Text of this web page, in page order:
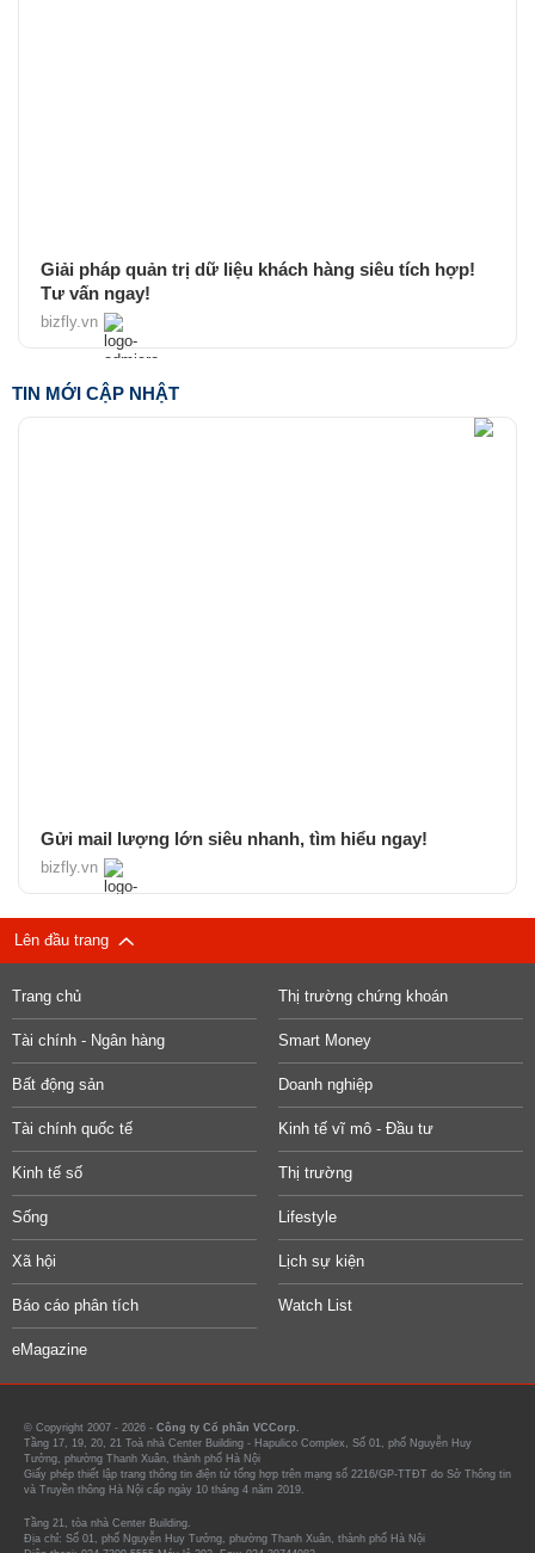
Giải pháp quản trị dữ liệu khách hàng siêu tích hợp!
Tư vấn ngay!
bizfly.vn
TIN MỚI CẬP NHẬT
Gửi mail lượng lớn siêu nhanh, tìm hiểu ngay!
bizfly.vn
Lên đầu trang
Trang chủ Thị trường chứng khoán
Tài chính - Ngân hàng Smart Money
Bất động sản Doanh nghiệp
Tài chính quốc tế Kinh tế vĩ mô - Đầu tư
Kinh tế số Thị trường
Sống Lifestyle
Xã hội Lịch sự kiện
Báo cáo phân tích Watch List
eMagazine
© Copyright 2007 - 2026 - Công ty Cổ phần VCCorp.
Tầng 17, 19, 20, 21 Toà nhà Center Building - Hapulico Complex, Số 01, phố Nguyễn Huy
Tưởng, phường Thanh Xuân, thành phố Hà Nội
Giấy phép thiết lập trang thông tin điện tử tổng hợp trên mạng số 2216/GP-TTĐT do Sở Thông tin
và Truyền thông Hà Nội cấp ngày 10 tháng 4 năm 2019.
Tầng 21, tòa nhà Center Building.
Địa chỉ: Số 01, phố Nguyễn Huy Tưởng, phường Thanh Xuân, thành phố Hà Nội